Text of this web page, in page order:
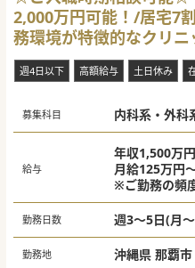
■地域医療への需要拡大を
の質を高めるために新しい
2,000万円可能！/居宅7
務環境が特徴的なクリニ
週4日以下 高額給与 土日休み
募集科目 内科系・外科
給与
年収1,500万
月給125万円
※ご勤務の頻
勤務日数 週3～5日(月
勤務地 沖縄県 那覇市